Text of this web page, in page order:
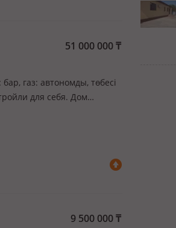
51 000 000₸
газ: автономды, төбесі
для себя. Дом
Есть 30…
9 500 000₸